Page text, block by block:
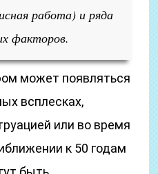
работа) и ряда
факторов.
может появляться
всплесках,
или во время
к 50 годам